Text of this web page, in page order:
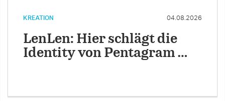
KREATION 04.08.2026
LenLen: Hier schlägt die
Identity von Pentagram …